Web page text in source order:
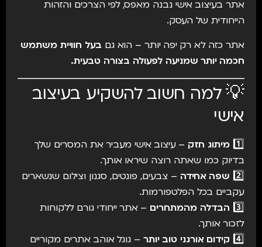
אתר בעיצוב אישי נבנה מאפס, לפי הצרכים והזהות
הייחודית של העסק.
אתר כזה לא רק יפה יותר – הוא גם בעל חוויית משתמש
חכמה יותר שמניעה לפעולה בצורה טבעית.
💡 למה חשוב להשקיע בעיצוב
אישי
1️⃣ מיתוג חזק – עיצוב אישי מעביר את המסרים שלך
בדיוק כמו שאתה רוצה שיראו אותך.
2️⃣
שפה אחידה – צבעים, פונטים, סגנון וצילום שנשארים
עקביים בכל הפלטפורמות.
3️⃣
הבדלה מהמתחרים – אתר ייחודי גורם ללקוחות
לזכור אותך.
4️⃣
קידום אורגני טוב יותר – גוגל אוהב אתרים מקוריים